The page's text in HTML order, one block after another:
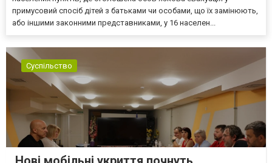
примусовий спосіб дітей з батьками чи особами, що їх замінюють,
або іншими законними представниками, у 16 населен...
Суспільство